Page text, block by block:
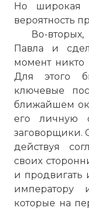
Но широкая
вероятность
Во-
Павла и
момент
Для этого
ключевые
ближайшем
его личную
заговорщики.
действуя
своих
и продвигать
императору
которые на